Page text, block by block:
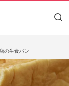
の生食パン